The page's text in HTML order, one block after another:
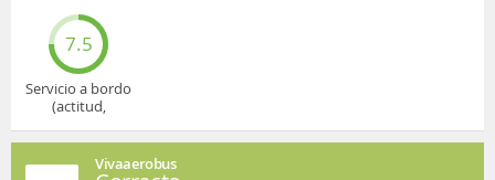
7.5
Servicio a bordo
(actitud,
Vivaaerobus